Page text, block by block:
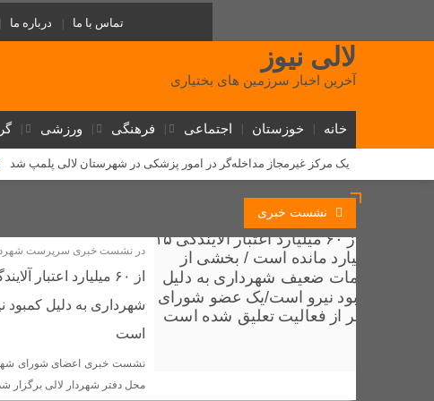
تماس با ما درباره ما
لالی نیوز
آخرین اخبار سرزمین های بختیاری
خانه خوزستان اجتماعی فرهنگی ورزشی
یک مرکز غیرمجاز مداخله‌گر در امور پزشکی در شهرستان لالی پلمپ شد
روابط سرد نماینده و فرماندار لالی؛ (استوری) جنجالی رضا جباری،
دستگیری ۱۰ سارق احشام و اماکن خصوصی در طرح «آرامش در شهر» لالی
مسئولان لالی و حکایت پل کابلی وقتی نفس‌های بلوط به یاری مردم
گامی بلند توسعه ارتباطات در لالی؛ فیبر نوری به شهر می‌رسد و ۵ روستا از اینترنت همراه برخوردار شدند
دستگیری فروشنده عمده شیشه در لالی؛ کشف بیش از ۷۵۰ گرم مواد صنعتی
مذاکره برای غرب یک تاکتیک است، نه هدف / تشییع باشکوه شهدای
نشست خبری
در نشست خبری سرپرست
شهرداری به دلیل
است
نشست خبری اعضای شورای شهر
محل دفتر شهردار لالی برگزار